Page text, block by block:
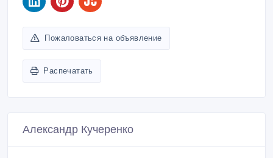
Пожаловаться на объявление
Распечатать
Александр Кучеренко